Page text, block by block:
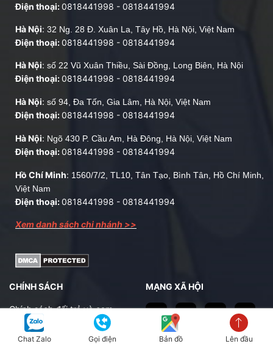
Điện thoại:0818441998 - 0818441994
Hà Nội: 32 Ng. 28 Đ. Xuân La, Tây Hồ, Hà Nội, Việt Nam
Điện thoại:0818441998 - 0818441994
Hà Nội: số 22 Vũ Xuân Thiều, Sài Đồng, Long Biên, Hà Nội
Điện thoại:0818441998 - 0818441994
Hà Nội: số 94, Đa Tốn, Gia Lâm, Hà Nội, Việt Nam
Điện thoại:0818441998 - 0818441994
Hà Nội: Ngõ 430 P. Cầu Am, Hà Đông, Hà Nội, Việt Nam
Điện thoại:0818441998 - 0818441994
Hồ Chí Minh: 1560/7/2, TL10, Tân Tạo, Bình Tân, Hồ Chí Minh,
Việt Nam
Điện thoại:0818441998 - 0818441994
Xem danh sách chi nhánh >>
CHÍNH SÁCH
Chính sách đổi trả và cam
kết sản phẩm
Chính sách bán hàng
MẠNG XÃ HỘI
THÔNG BÁO
Chat Zalo Gọi điện Bản đồ Lên đầu